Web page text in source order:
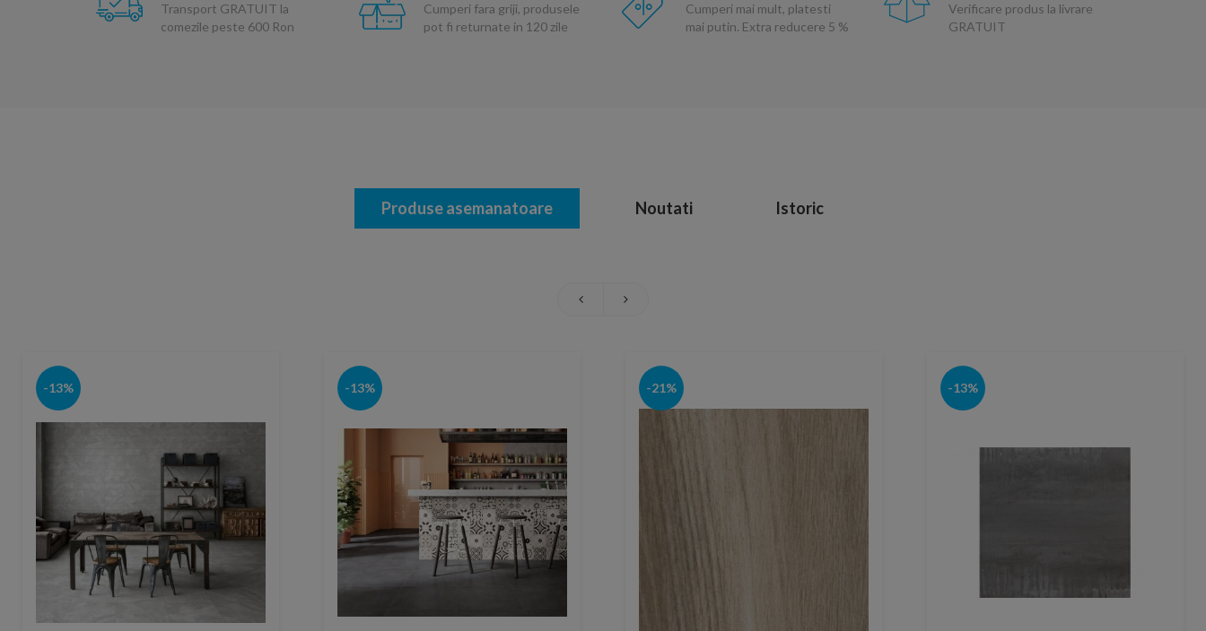
Transport GRATUIT la
comezile peste 600 Ron
Cumperi fara griji, produsele
pot fi returnate in 120 zile
Cumperi mai mult, platesti
mai putin. Extra reducere 5 %
Verificare produs la livrare
GRATUIT
Produse asemanatoare Noutati Istoric
-13% -13% -21% -13%